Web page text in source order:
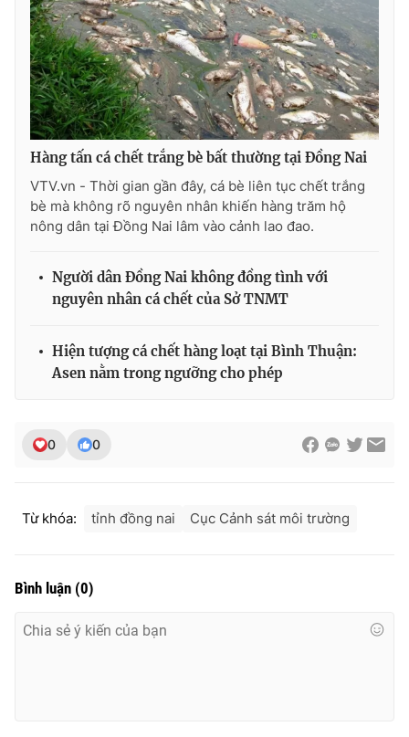
THỜI BÁO VTV
Cơ quan chủ quản:Đài Truyền hình Việt Nam
Giấy phép hoạt động báo in và báo điện tử số 483/GP-BTTTT
cấp ngày 29/12/2023
Phó Tổng Biên tập:Nguyễn Thị Mỹ Hạnh, Phạm Quốc Thắng,
Nguyễn Trọng Ninh
Email:toasoan@vtv.vn
Hàng tấn cá chết trắng bè bất thường tại Đồng Nai
VTV.vn - Thời gian gần đây, cá bè liên tục chết trắng
bè mà không rõ nguyên nhân khiến hàng trăm hộ
nông dân tại Đồng Nai lâm vào cảnh lao đao.
Người dân Đồng Nai không đồng tình với
nguyên nhân cá chết của Sở TNMT
Hiện tượng cá chết hàng loạt tại Bình Thuận:
Asen nằm trong ngưỡng cho phép
0 0
Từ khóa: tỉnh đồng nai Cục Cảnh sát môi trường
Bình luận (0)